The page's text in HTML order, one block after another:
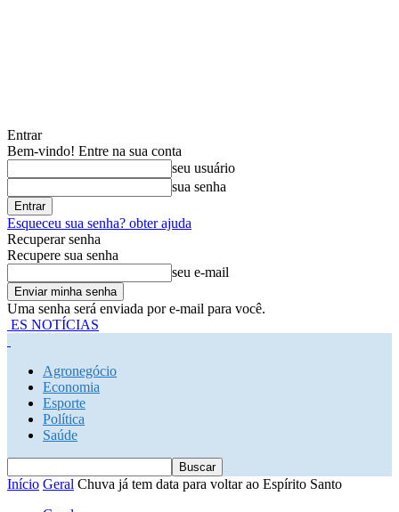
Entrar
Bem-vindo! Entre na sua conta
seu usuário
sua senha
Esqueceu sua senha? obter ajuda
Recuperar senha
Recupere sua senha
seu e-mail
Uma senha será enviada por e-mail para você.
ES NOTÍCIAS
Agronegócio
Economia
Esporte
Política
Saúde
Início Geral Chuva já tem data para voltar ao Espírito Santo